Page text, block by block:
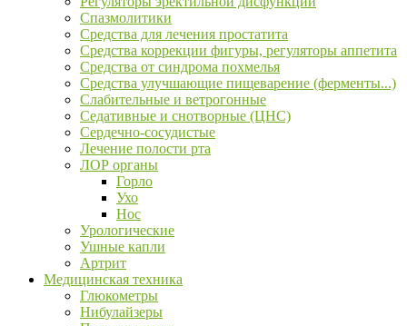
Спазмолитики
Средства для лечения простатита
Средства коррекции фигуры, регуляторы аппетита
Средства от синдрома похмелья
Средства улучшающие пищеварение (ферменты...)
Слабительные и ветрогонные
Седативные и снотворные (ЦНС)
Сердечно-сосудистые
Лечение полости рта
ЛОР органы
Горло
Ухо
Нос
Урологические
Ушные капли
Артрит
Медицинская техника
Глюкометры
Нибулайзеры